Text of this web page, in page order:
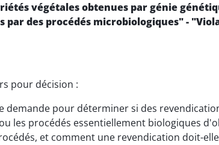
végétales obtenues par génie
des procédés microbiologiques" -
pour décision :
demande pour déterminer si des
les procédés essentiellement biologiques
et comment une revendication doit-